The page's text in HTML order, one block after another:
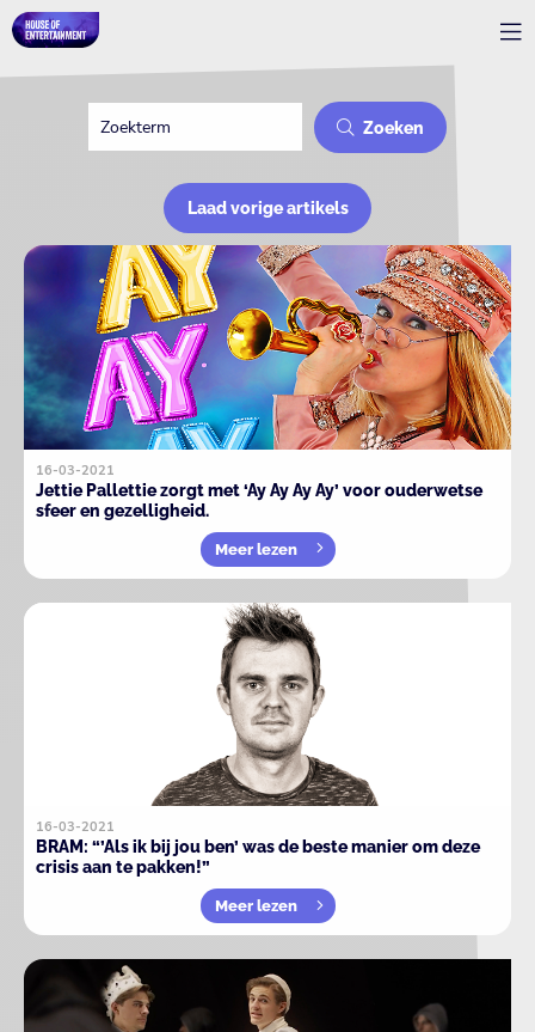
Zoeken
Laad vorige artikels
16-03-2021
Jettie Pallettie zorgt met ‘Ay Ay Ay Ay’ voor ouderwetse
sfeer en gezelligheid.
Meer lezen
16-03-2021
BRAM: “’Als ik bij jou ben’ was de beste manier om deze
crisis aan te pakken!”
Meer lezen